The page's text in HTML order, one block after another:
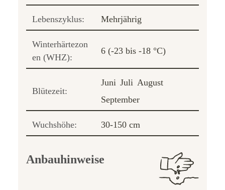
Lebenszyklus: Mehrjährig
Winterhärtezon
en (WHZ):
6 (-23 bis -18 °C)
Blütezeit:
Juni Juli August
September
Wuchshöhe: 30-150 cm
Anbauhinweise